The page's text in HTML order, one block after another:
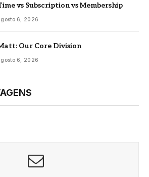
vs Subscription vs Membership
6, 2026
Our Core Division
6, 2026